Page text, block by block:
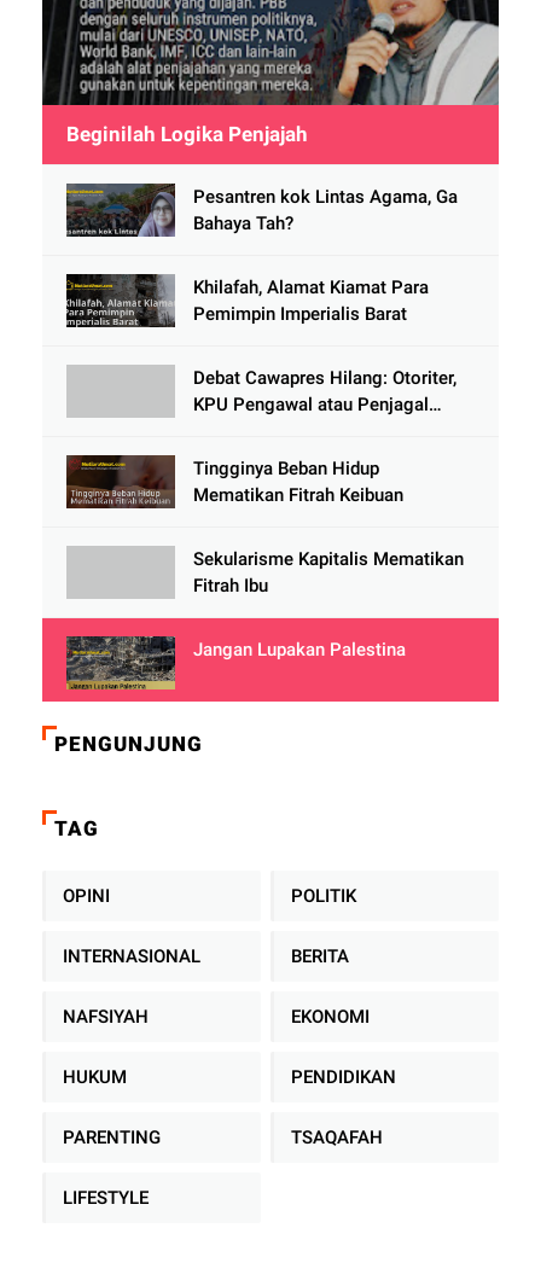
Beginilah Logika Penjajah
Pesantren kok Lintas Agama, Ga
Bahaya Tah?
Khilafah, Alamat Kiamat Para
Pemimpin Imperialis Barat
Debat Cawapres Hilang: Otoriter,
KPU Pengawal atau Penjagal
Tingginya Beban Hidup
Mematikan Fitrah Keibuan
Sekularisme Kapitalis Mematikan
Fitrah Ibu
Jangan Lupakan Palestina
PENGUNJUNG
TAG
OPINI POLITIK
INTERNASIONAL BERITA
NAFSIYAH EKONOMI
HUKUM PENDIDIKAN
PARENTING TSAQAFAH
LIFESTYLE